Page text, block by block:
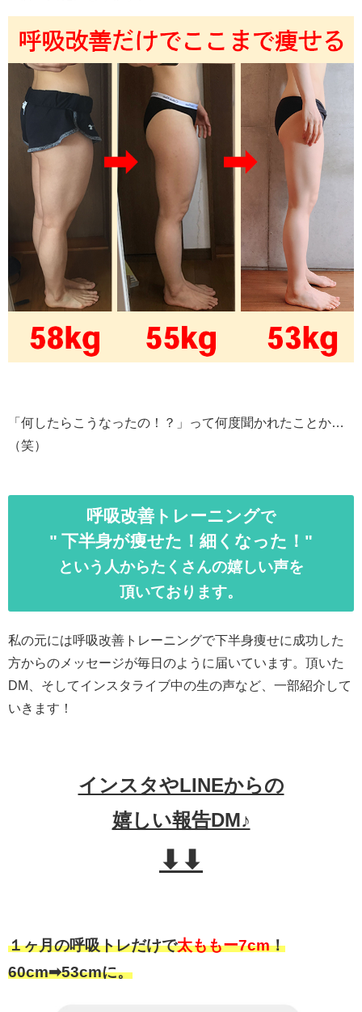
「何したらこうなったの！？」って何度聞かれたことか…
（笑）
呼吸改善トレーニングで
" 下半身が痩せた！ 細くなった！"
という人からたくさんの嬉しい声を
頂いております。
私の元には呼吸改善トレーニングで下半身痩せに成功した
方からのメッセージが毎日のように届いています。頂いた
DM、そしてインスタライブ中の生の声など、一部紹介して
いきます！
インスタやLINEからの
嬉しい報告DM♪
⬇︎⬇︎
１ヶ月の呼吸トレだけで太ももー7cm！
60cm➡︎53cmに。